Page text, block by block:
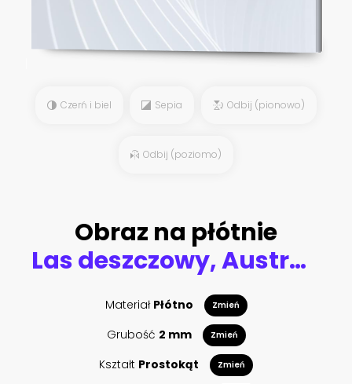
Czerń i biel Sepia Odbij (pionowo)
Odbij (poziomo)
Obraz na płótnie
Las deszczowy, Australia
Materiał Płótno Zmień
Grubość 2 mm Zmień
Kształt Prostokąt Zmień